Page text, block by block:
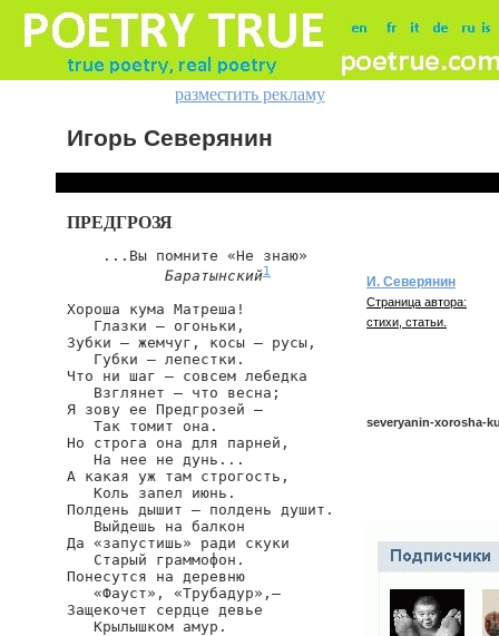
разместить рекламу
Игорь Северянин
ПРЕДГРОЗЯ
    ...Вы помните «Не знаю»
Баратынский1
Хороша кума Матреша!
   Глазки — огоньки,
Зубки — жемчуг, косы — русы,
   Губки — лепестки.
Что ни шаг — совсем лебедка
   Взглянет — что весна;
Я зову ее Предгрозей —
   Так томит она.
Но строга она для парней,
   На нее не дунь...
А какая уж там строгость,
   Коль запел июнь.
Полдень дышит — полдень душит.
   Выйдешь на балкон
Да «запустишь» ради скуки
   Старый граммофон.
Понесутся на деревню
   «Фауст», «Трубадур»,—
Защекочет сердце девье
   Крылышком амур.
И. Северянин
Страница автора:
стихи, статьи.
severyanin-xorosha-